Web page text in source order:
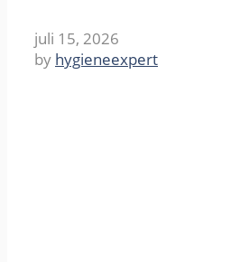
juli 15, 2026
by hygieneexpert